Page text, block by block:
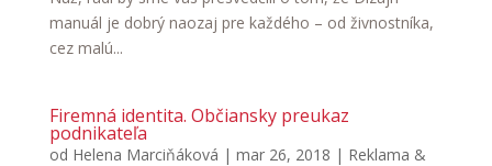
manuál je dobrý naozaj pre každého – od živnostníka,
cez malú...
Firemná identita. Občiansky preukaz
podnikateľa
od Helena Marciňáková | mar 26, 2018 | Reklama &